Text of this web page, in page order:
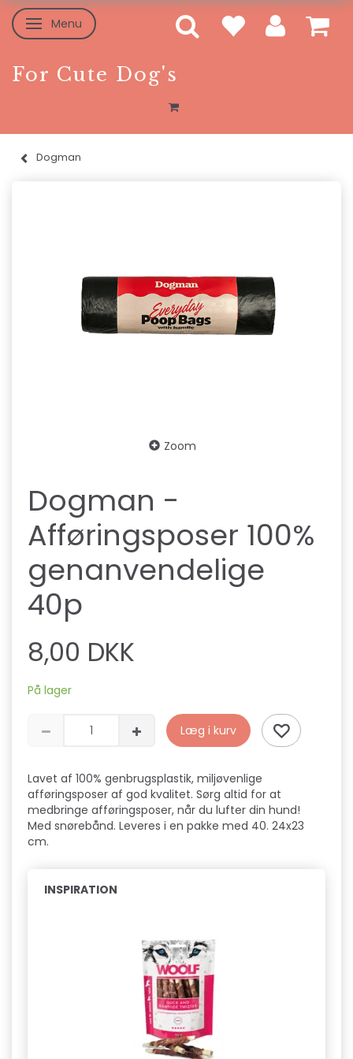
Skifte navigation
Menu
For Cute Dog's
Dogman
Zoom
Dogman -
Afføringsposer 100%
genanvendelige
40p
8,00 DKK
På lager
Læg i kurv
Lavet af 100% genbrugsplastik, miljøvenlige
afføringsposer af god kvalitet. Sørg altid for at
medbringe afføringsposer, når du lufter din hund!
Med snørebånd. Leveres i en pakke med 40. 24x23
cm.
INSPIRATION